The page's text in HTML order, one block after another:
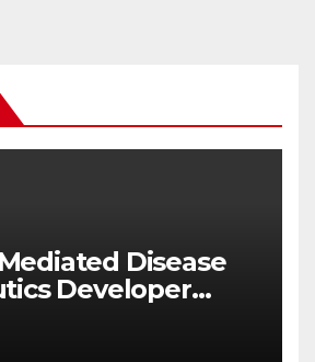
Disease
Developer
Debuts